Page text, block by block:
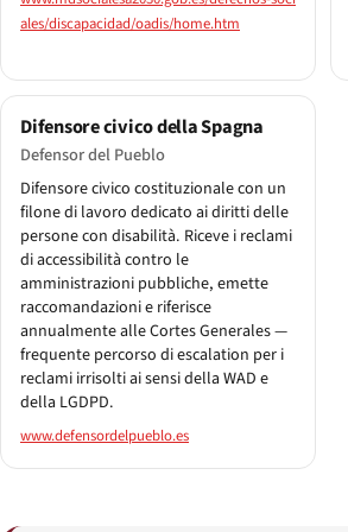
ales/discapacidad/oadis/home.htm
Difensore civico della Spagna
Defensor del Pueblo
Difensore civico costituzionale con un
filone di lavoro dedicato ai diritti delle
persone con disabilità. Riceve i reclami
di accessibilità contro le
amministrazioni pubbliche, emette
raccomandazioni e riferisce
annualmente alle Cortes Generales —
frequente percorso di escalation per i
reclami irrisolti ai sensi della WAD e
della LGDPD.
www.defensordelpueblo.es